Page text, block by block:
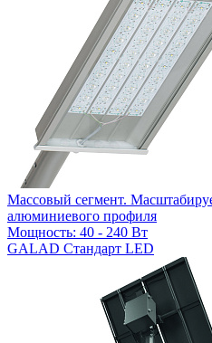
Массовый сегмент.
алюминиевого профиля
Мощность: 40 - 240 Вт
GALAD Стандарт LED